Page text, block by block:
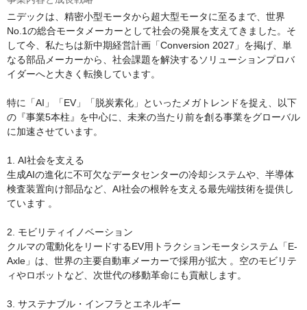
ニデックは、精密小型モータから超大型モータに至るまで、世界
No.1の総合モータメーカーとして社会の発展を支えてきました。そ
して今、私たちは新中期経営計画「Conversion 2027」を掲げ、単
なる部品メーカーから、社会課題を解決するソリューションプロバ
イダーへと大きく転換しています。
特に「AI」「EV」「脱炭素化」といったメガトレンドを捉え、以下
の『事業5本柱』を中心に、未来の当たり前を創る事業をグローバル
に加速させています。
1. AI社会を支える
生成AIの進化に不可欠なデータセンターの冷却システムや、半導体
検査装置向け部品など、AI社会の根幹を支える最先端技術を提供し
ています 。
2. モビリティイノベーション
クルマの電動化をリードするEV用トラクションモータシステム「E-
Axle」は、世界の主要自動車メーカーで採用が拡大 。空のモビリテ
ィやロボットなど、次世代の移動革命にも貢献します。
3. サステナブル・インフラとエネルギー